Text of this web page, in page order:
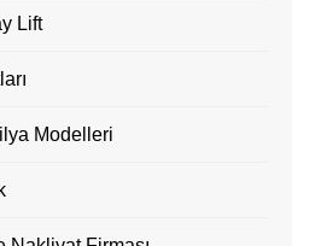
Lift
Modelleri